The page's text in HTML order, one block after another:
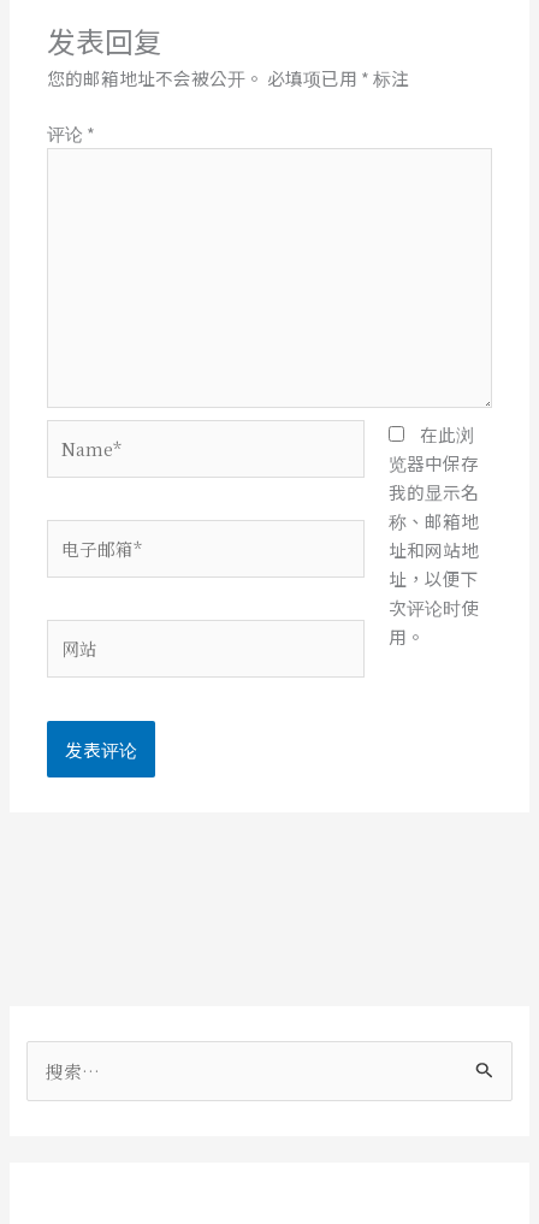
发表回复
您的邮箱地址不会被公开。 必填项已用 *标注
评论 *
子
箱
站
在此浏
览器中保存
我的显示名
称、邮箱地
址和网站地
址，以便下
次评论时使
用。